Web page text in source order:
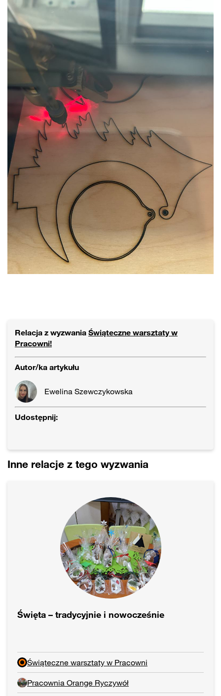
Relacja z wyzwania Świąteczne warsztaty w
Pracowni!
Autor/ka artykułu
Ewelina Szewczykowska
Udostępnij:
Inne relacje z tego wyzwania
Święta – tradycyjnie i nowocześnie
Świąteczne warsztaty w Pracowni
Pracownia Orange Ryczywół